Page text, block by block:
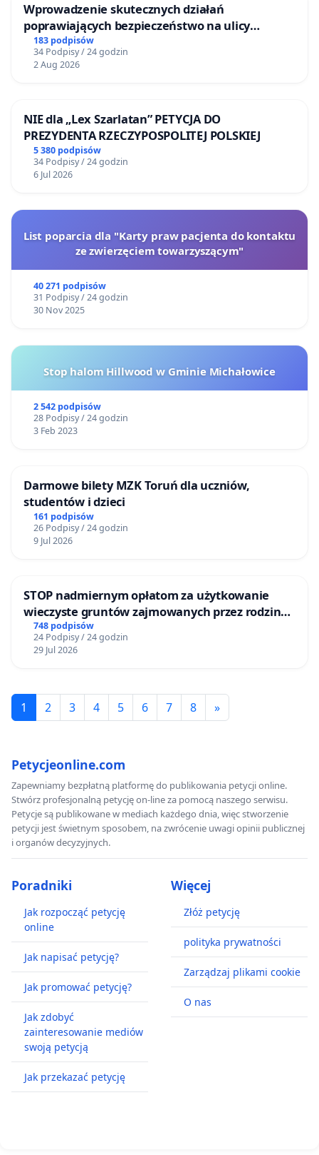
Wprowadzenie skutecznych działań
poprawiających bezpieczeństwo na ulicy
Żeromskiego w Otwocku
183 podpisów
34 Podpisy / 24 godzin
2 Aug 2026
NIE dla „Lex Szarlatan” PETYCJA DO
PREZYDENTA RZECZYPOSPOLITEJ POLSKIEJ
5 380 podpisów
34 Podpisy / 24 godzin
6 Jul 2026
List poparcia dla "Karty praw pacjenta do kontaktu
ze zwierzęciem towarzyszącym"
40 271 podpisów
31 Podpisy / 24 godzin
30 Nov 2025
Stop halom Hillwood w Gminie Michałowice
2 542 podpisów
28 Podpisy / 24 godzin
3 Feb 2023
Darmowe bilety MZK Toruń dla uczniów,
studentów i dzieci
161 podpisów
26 Podpisy / 24 godzin
9 Jul 2026
STOP nadmiernym opłatom za użytkowanie
wieczyste gruntów zajmowanych przez rodzinne
ogrody działkowe.
748 podpisów
24 Podpisy / 24 godzin
29 Jul 2026
1 2 3 4 5 6 7 8 »
Petycjeonline.com
Zapewniamy bezpłatną platformę do publikowania petycji online.
Stwórz profesjonalną petycję on-line za pomocą naszego serwisu.
Petycje są publikowane w mediach każdego dnia, więc stworzenie
petycji jest świetnym sposobem, na zwrócenie uwagi opinii publicznej
i organów decyzyjnych.
Poradniki
Jak rozpocząć petycję
online
Jak napisać petycję?
Jak promować petycję?
Jak zdobyć
zainteresowanie mediów
swoją petycją
Jak przekazać petycję
Więcej
Złóż petycję
polityka prywatności
Zarządzaj plikami cookie
O nas